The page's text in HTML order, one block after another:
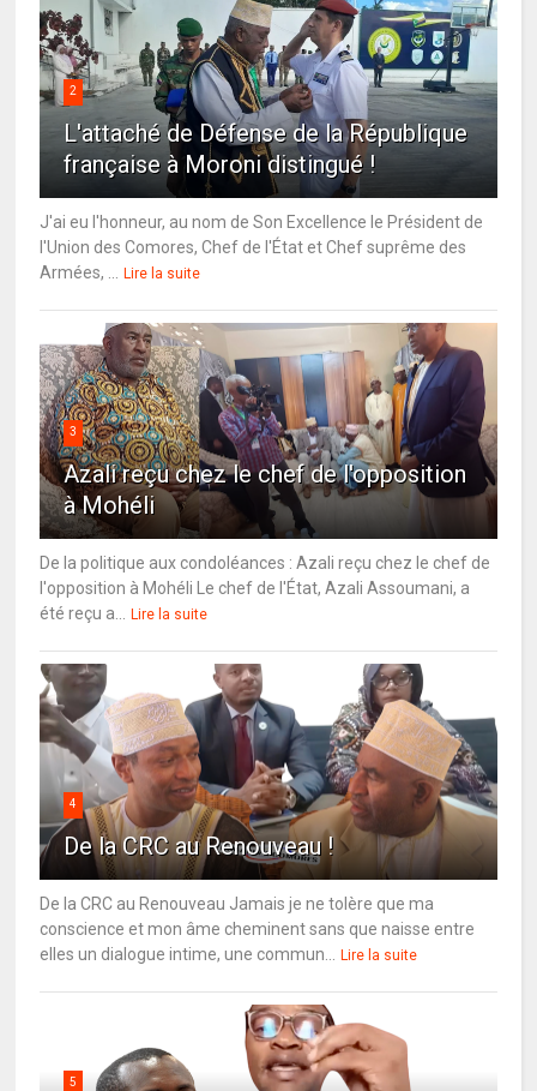
2
L'attaché de Défense de la République
française à Moroni distingué !
J'ai eu l'honneur, au nom de Son Excellence le Président de
l'Union des Comores, Chef de l'État et Chef suprême des
Armées, ... Lire la suite
3
Azali reçu chez le chef de l'opposition
à Mohéli
De la politique aux condoléances : Azali reçu chez le chef de
l'opposition à Mohéli Le chef de l'État, Azali Assoumani, a
été reçu a... Lire la suite
4
De la CRC au Renouveau !
De la CRC au Renouveau Jamais je ne tolère que ma
conscience et mon âme cheminent sans que naisse entre
elles un dialogue intime, une commun... Lire la suite
5